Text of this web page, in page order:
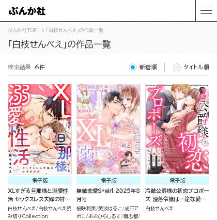
ぶんか社TOP 「白枝せんべえ」の作品一覧
「白枝せんべえ」の作品一覧
検索結果 6件 新着順 タイトル順
電子版
XLすぎる旦那様と溺愛性
活 セックスレス夫婦の甘す
ぎ初夜（単話版）
白枝せんべえ
白枝せんべえ読
み切りCollection
電子版
無敵恋愛S*girl 2025年8
月号
桜咲和美 美波はるこ 成田ア
ポロ
おおひらしるす 南志都
電子版
冷徹公爵様の初恋プロポー
ズ 没落令嬢は一途な愛に
乱れとろける（単話版）
白枝せんべえ